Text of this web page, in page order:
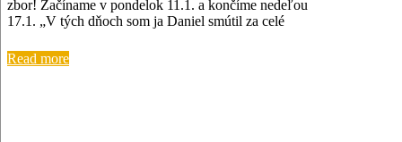
zbor! Začíname v pondelok 11.1. a končíme nedeľou
17.1. „V tých dňoch som ja Daniel smútil za celé
Read more